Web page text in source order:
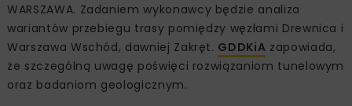
WARSZAWA. Zadaniem wykonawcy będzie analiza
wariantów przebiegu trasy pomiędzy węzłami Drewnica i
Warszawa Wschód, dawniej Zakręt. GDDKiA zapowiada,
że szczególną uwagę poświęci rozwiązaniom tunelowym
oraz badaniom geologicznym.